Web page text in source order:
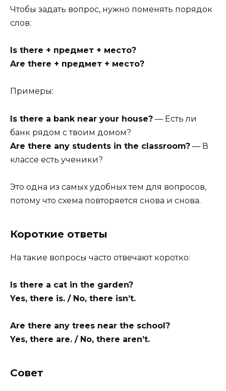
Чтобы задать вопрос, нужно поменять порядок
слов:
Is there + предмет + место?
Are there + предмет + место?
Примеры:
Is there a bank near your house? — Есть ли
банк рядом с твоим домом?
Are there any students in the classroom? — В
классе есть ученики?
Это одна из самых удобных тем для вопросов,
потому что схема повторяется снова и снова.
Короткие ответы
На такие вопросы часто отвечают коротко:
Is there a cat in the garden?
Yes, there is. / No, there isn’t.
Are there any trees near the school?
Yes, there are. / No, there aren’t.
Совет